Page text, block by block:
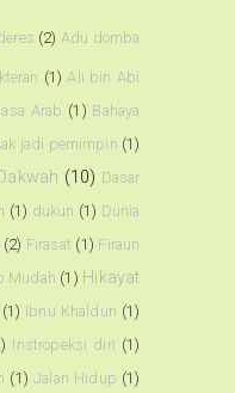
(2) Adu domba
(1) Ali bin Abi
Arab (1) Bahaya
jadi pemimpin (1)
Dakwah (10) Dasar
(1) dukun (1) Dunia
(2) Firasat (1) Firaun
Mudah (1) Hikayat
(1) Ibnu Khaldun (1)
Instropeksi diri (1)
(1) Jalan Hidup (1)